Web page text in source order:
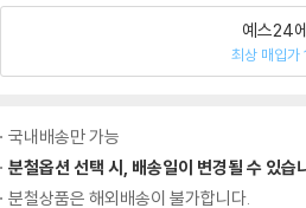
예스24
최상 매입
국내배송만 가능
분철옵션 선택 시, 배송일이 변경될 수 있습
분철상품은 해외배송이 불가합니다.